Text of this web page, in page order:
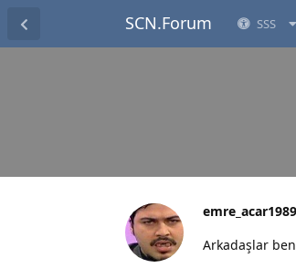
SCN.Forum SSS
emre_acar1989
Arkadaşlar